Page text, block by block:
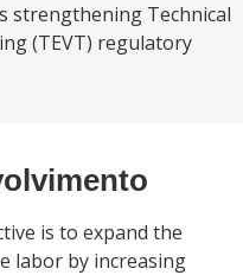
strengthening Technical
(TEVT) regulatory
is to expand the
labor by increasing